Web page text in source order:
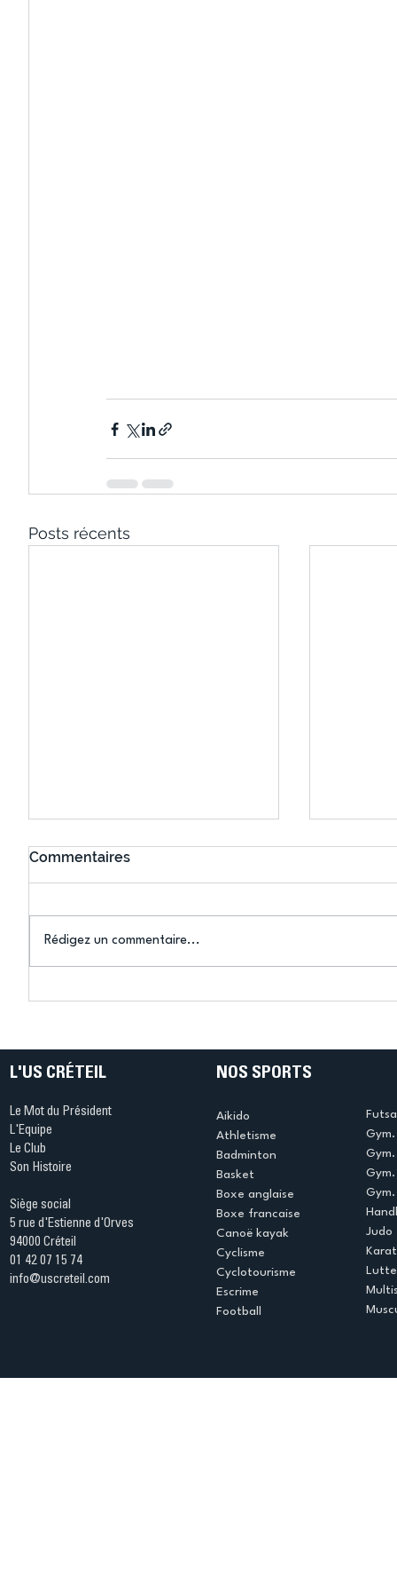
Posts récents
Commentaires
Rédigez un commentaire...
L'US CRÉTEIL
Le Mot du Président
L'Equipe
Le Club
Son Histoire
Siège social
5 rue d'Estienne d'Orves
94000 Créteil
01 42 07 15 74
info@uscreteil.com
NOS SPORTS
Aikido
Athletisme
Badminton
Basket
Boxe anglaise
Boxe francaise
Canoë kayak
Cyclisme
Cyclotourisme
Escrime
Football
Judo
Lutte